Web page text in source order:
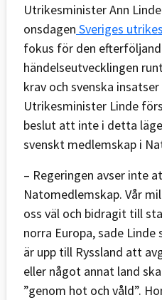
Utrikesminister Ann
onsdagen Sveriges
fokus för den
händelseutvecklingen
krav och svenska
Utrikesminister Linde
beslut att inte i detta
svenskt medlemskap i
– Regeringen avser inte
Natomedlemskap. Vår
oss väl och bidragit till
norra Europa, sade
är upp till Ryssland att
eller något annat land
”genom hot och våld”.